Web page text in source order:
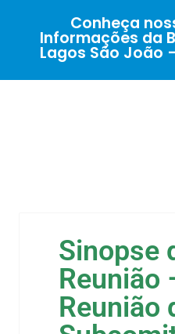
Conheça
Informações da
Lagos São João
Sinopse
Reunião
Reunião